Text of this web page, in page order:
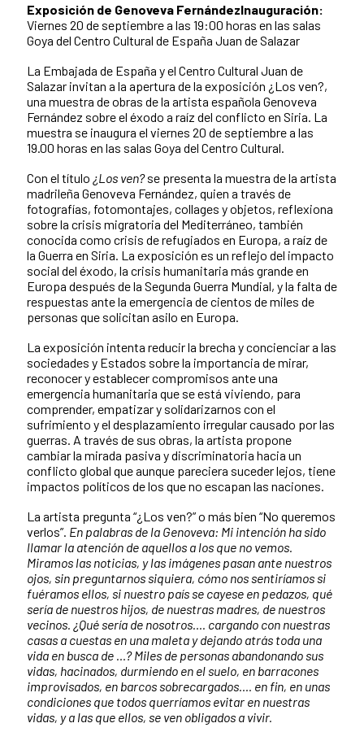
Exposición de Genoveva FernándezInauguración:
Viernes 20 de septiembre a las 19:00 horas en las salas
Goya del Centro Cultural de España Juan de Salazar
La Embajada de España y el Centro Cultural Juan de
Salazar invitan a la apertura de la exposición ¿Los ven?,
una muestra de obras de la artista española Genoveva
Fernández sobre el éxodo a raíz del conflicto en Siria. La
muestra se inaugura el viernes 20 de septiembre a las
19.00 horas en las salas Goya del Centro Cultural.
Con el título ¿Los ven?se presenta la muestra de la artista
madrileña Genoveva Fernández, quien a través de
fotografías, fotomontajes, collages y objetos, reflexiona
sobre la crisis migratoria del Mediterráneo, también
conocida como crisis de refugiados en Europa, a raíz de
la Guerra en Siria. La exposición es un reflejo del impacto
social del éxodo, la crisis humanitaria más grande en
Europa después de la Segunda Guerra Mundial, y la falta de
respuestas ante la emergencia de cientos de miles de
personas que solicitan asilo en Europa.
La exposición intenta reducir la brecha y concienciar a las
sociedades y Estados sobre la importancia de mirar,
reconocer y establecer compromisos ante una
emergencia humanitaria que se está viviendo, para
comprender, empatizar y solidarizarnos con el
sufrimiento y el desplazamiento irregular causado por las
guerras. A través de sus obras, la artista propone
cambiar la mirada pasiva y discriminatoria hacia un
conflicto global que aunque pareciera suceder lejos, tiene
impactos políticos de los que no escapan las naciones.
La artista pregunta “¿Los ven?” o más bien “No queremos
verlos”. En palabras de la Genoveva: Mi intención ha sido
llamar la atención de aquellos a los que no vemos.
Miramos las noticias, y las imágenes pasan ante nuestros
ojos, sin preguntarnos siquiera, cómo nos sentiríamos si
fuéramos ellos, si nuestro país se cayese en pedazos, qué
sería de nuestros hijos, de nuestras madres, de nuestros
vecinos. ¿Qué sería de nosotros…. cargando con nuestras
casas a cuestas en una maleta y dejando atrás toda una
vida en busca de …? Miles de personas abandonando sus
vidas, hacinados, durmiendo en el suelo, en barracones
improvisados, en barcos sobrecargados…. en fin, en unas
condiciones que todos querríamos evitar en nuestras
vidas, y a las que ellos, se ven obligados a vivir.